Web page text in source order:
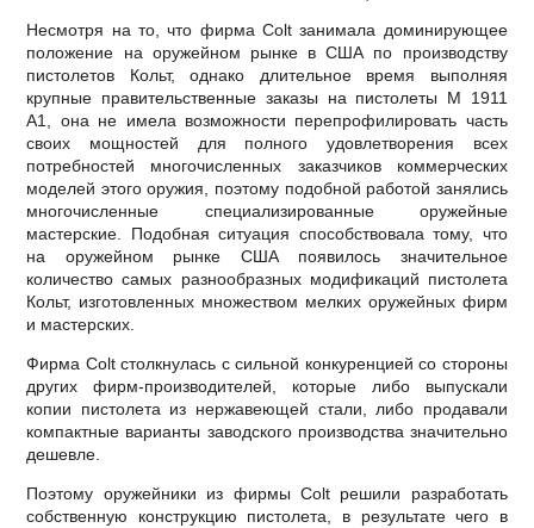
Несмотря на то, что фирма Colt занимала доминирующее
положение на оружейном рынке в США по производству
пистолетов Кольт, однако длительное время выполняя
крупные правительственные заказы на пистолеты М 1911
А1, она не имела возможности перепрофилировать часть
своих мощностей для полного удовлетворения всех
потребностей многочисленных заказчиков коммерческих
моделей этого оружия, поэтому подобной работой занялись
многочисленные специализированные оружейные
мастерские. Подобная ситуация способствовала тому, что
на оружейном рынке США появилось значительное
количество самых разнообразных модификаций пистолета
Кольт, изготовленных множеством мелких оружейных фирм
и мастерских.
Фирма Colt столкнулась с сильной конкуренцией со стороны
других фирм-производителей, которые либо выпускали
копии пистолета из нержавеющей стали, либо продавали
компактные варианты заводского производства значительно
дешевле.
Поэтому оружейники из фирмы Colt решили разработать
собственную конструкцию пистолета, в результате чего в